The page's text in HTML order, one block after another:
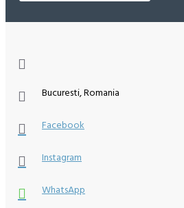
Bucuresti, Romania
Facebook
Instagram
WhatsApp